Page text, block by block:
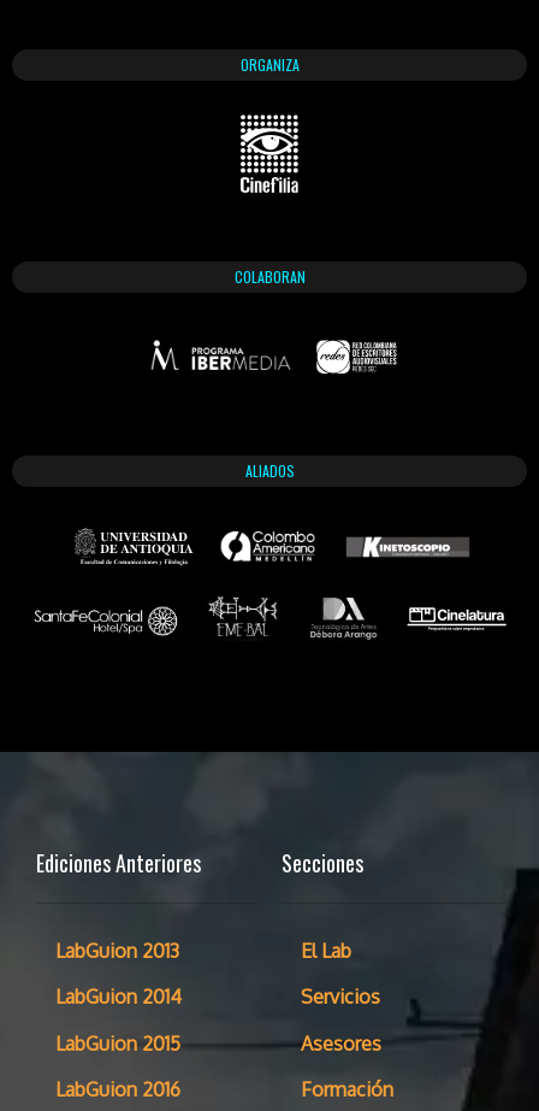
ORGANIZA
COLABORAN
ALIADOS
Ediciones Anteriores
LabGuion 2013
LabGuion 2014
LabGuion 2015
LabGuion 2016
Secciones
El Lab
Servicios
Asesores
Formación